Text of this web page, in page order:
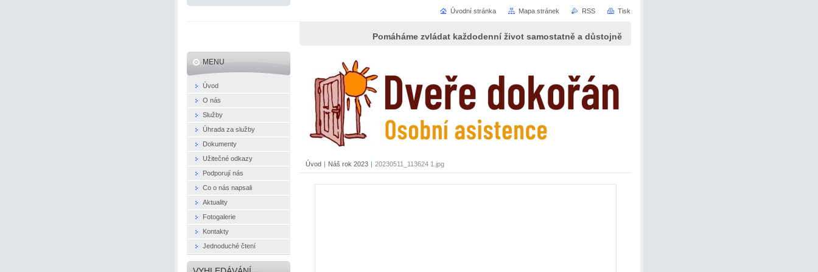
Pomáháme zvládat každodenní život samostatně a důstojně
Úvod | Náš rok 2023 | 20230511_113624 1.jpg
MENU
Úvod
O nás
Služby
Úhrada za služby
Dokumenty
Užitečné odkazy
Podporují nás
Co o nás napsali
Aktuality
Fotogalerie
Kontakty
Jednoduché čtení
Úvodní stránka Mapa stránek RSS Tisk